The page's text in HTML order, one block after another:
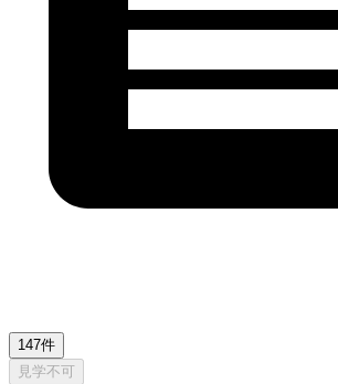
147件
見学不可